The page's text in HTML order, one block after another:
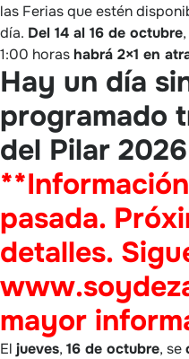
las Ferias que estén
día. Del 14 al 16 de octubre,
1:00 horashabrá 2×1 en
Hay un día
programado
del Pilar 2026
pasada.
detalles.
mayor
El jueves, 16 de octubre, se